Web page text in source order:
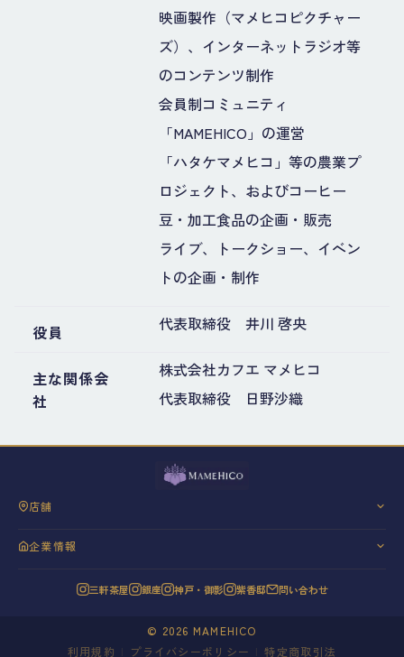
映画製作（マメヒコピクチャー
ズ）、インターネットラジオ等
のコンテンツ制作
会員制コミュニティ
「MAMEHICO」の運営
「ハタケマメヒコ」等の農業プ
ロジェクト、およびコーヒー
豆・加工食品の企画・販売
ライブ、トークショー、イベン
トの企画・制作
役員 代表取締役 井川 啓央
主な関係会
社
株式会社カフエ マメヒコ
代表取締役 日野沙織
店舗
神戸・御影
企業情報
代表挨拶
20年の歩み
三軒茶屋 銀座 神戸・御影 紫香邸 問い合わせ
© 2026 MAMEHICO
利用規約
プライバシーポリシー 特定商取引法